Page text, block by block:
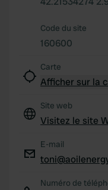
of their services.
Code du site
160600
Carte
Afficher sur la
Site web
Visitez le site
E-mail
Numéro de